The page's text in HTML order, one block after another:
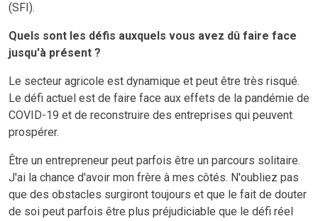
(SFI).
Quels sont les défis auxquels vous avez dû faire face
jusqu'à présent ?
Le secteur agricole est dynamique et peut être très risqué.
Le défi actuel est de faire face aux effets de la pandémie de
COVID-19 et de reconstruire des entreprises qui peuvent
prospérer.
Être un entrepreneur peut parfois être un parcours solitaire.
J'ai la chance d'avoir mon frère à mes côtés. N'oubliez pas
que des obstacles surgiront toujours et que le fait de douter
de soi peut parfois être plus préjudiciable que le défi réel